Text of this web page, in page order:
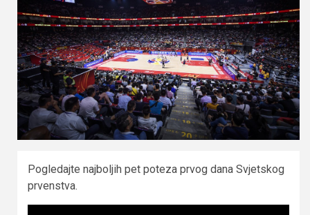
Pogledajte najboljih pet poteza prvog dana Svjetskog
prvenstva.